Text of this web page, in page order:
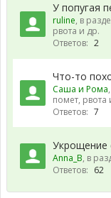
У попугая
ruline, в
рвота и др.
Ответов: 2
Что-то
Саша и Рома
помет, рвота
Ответов: 7
Укрощение
Anna_B, в
Ответов: 62